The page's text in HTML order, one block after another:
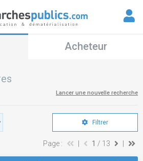
Acheteur
Lancer une nouvelle recherche
Filtrer
Page : 1 / 13